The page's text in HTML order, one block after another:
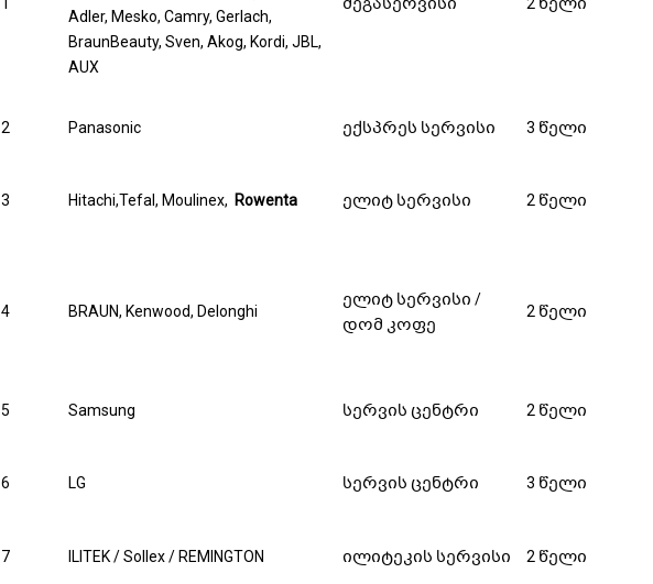
1
Adler, Mesko, Camry, Gerlach,
BraunBeauty, Sven, Akog, Kordi, JBL,
AUX
მეგასერვისი 2 წელი
2 Panasonic ექსპრეს სერვისი 3 წელი
3 Hitachi,Tefal, Moulinex, Rowenta ელიტ სერვისი 2 წელი
4 BRAUN, Kenwood, Delonghi
ელიტ სერვისი /
დომ კოფე
2 წელი
5 Samsung სერვის ცენტრი 2 წელი
6 LG სერვის ცენტრი 3 წელი
7 ILITEK / Sollex / REMINGTON ილიტეკის სერვისი 2 წელი